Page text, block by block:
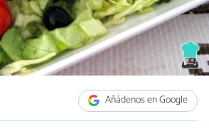
Añádenos en Google